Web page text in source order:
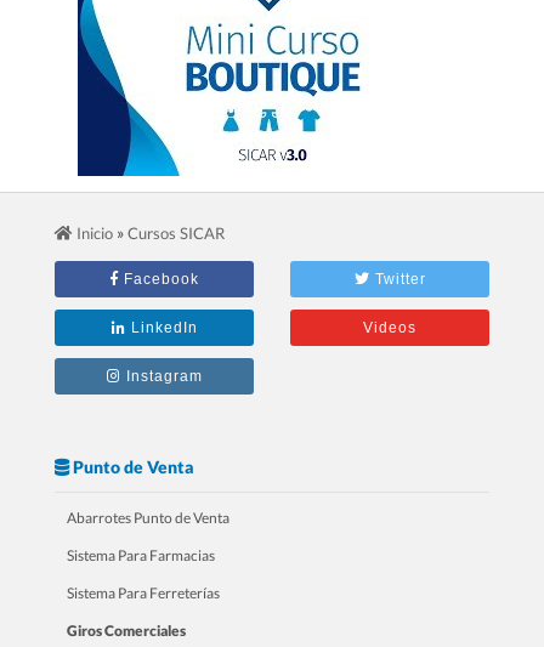
3.- Mini Curso Para Zapaterías
Inicio »Cursos SICAR
Facebook Twitter
LinkedIn Videos
Instagram
Punto de Venta
Abarrotes Punto de Venta
Sistema Para Farmacias
Sistema Para Ferreterías
Giros Comerciales